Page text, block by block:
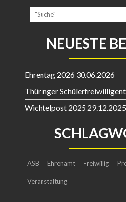
NEUESTE
Ehrentag 2026
30.06.2026
Thüringer
Wichtelpost 202529.12.2025
Ehrenamt Freiwillig